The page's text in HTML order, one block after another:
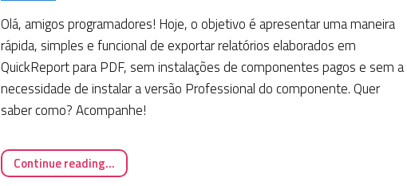
Olá, amigos programadores! Hoje, o objetivo é apresentar uma maneira
rápida, simples e funcional de exportar relatórios elaborados em
QuickReport para PDF, sem instalações de componentes pagos e sem a
necessidade de instalar a versão Professional do componente. Quer
saber como? Acompanhe!
Continue reading...